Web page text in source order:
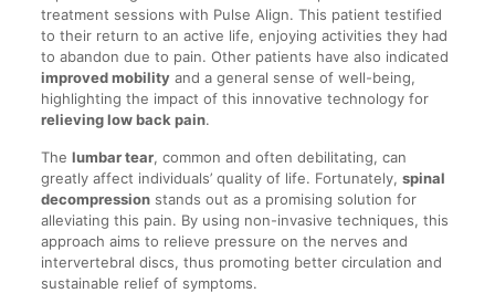
treatment sessions with Pulse Align. This patient testified
to their return to an active life, enjoying activities they had
to abandon due to pain. Other patients have also indicated
improved mobilityand a general sense of well-being,
highlighting the impact of this innovative technology for
relieving low back pain.
The lumbar tear, common and often debilitating, can
greatly affect individuals’ quality of life. Fortunately, spinal
decompressionstands out as a promising solution for
alleviating this pain. By using non-invasive techniques, this
approach aims to relieve pressure on the nerves and
intervertebral discs, thus promoting better circulation and
sustainable relief of symptoms.